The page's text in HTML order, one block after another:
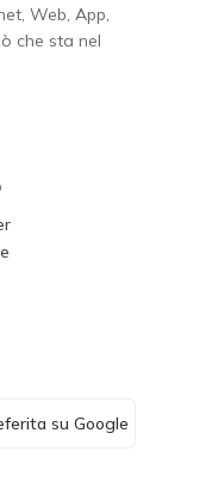
Web, App,
che sta nel
su Google